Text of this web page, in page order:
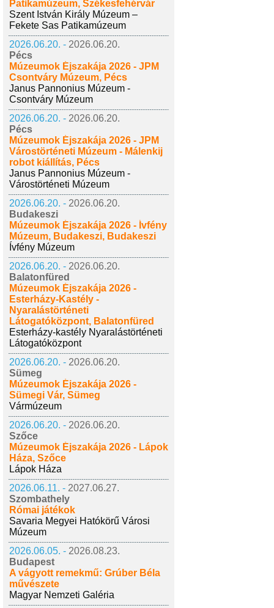
Patikamúzeum, Székesfehérvár
Szent István Király Múzeum –
Fekete Sas Patikamúzeum
2026.06.20. - 2026.06.20.
Pécs
Múzeumok Éjszakája 2026 - JPM
Csontváry Múzeum, Pécs
Janus Pannonius Múzeum -
Csontváry Múzeum
2026.06.20. - 2026.06.20.
Pécs
Múzeumok Éjszakája 2026 - JPM
Várostörténeti Múzeum - Málenkij
robot kiállítás, Pécs
Janus Pannonius Múzeum -
Várostörténeti Múzeum
2026.06.20. - 2026.06.20.
Budakeszi
Múzeumok Éjszakája 2026 - Ívfény
Múzeum, Budakeszi, Budakeszi
Ívfény Múzeum
2026.06.20. - 2026.06.20.
Balatonfüred
Múzeumok Éjszakája 2026 -
Esterházy-Kastély -
Nyaralástörténeti
Látogatóközpont, Balatonfüred
Esterházy-kastély Nyaralástörténeti
Látogatóközpont
2026.06.20. - 2026.06.20.
Sümeg
Múzeumok Éjszakája 2026 -
Sümegi Vár, Sümeg
Vármúzeum
2026.06.20. - 2026.06.20.
Szőce
Múzeumok Éjszakája 2026 - Lápok
Háza, Szőce
Lápok Háza
2026.06.11. - 2027.06.27.
Szombathely
Római játékok
Savaria Megyei Hatókörű Városi
Múzeum
2026.06.05. - 2026.08.23.
Budapest
A vágyott remekmű: Grúber Béla
művészete
Magyar Nemzeti Galéria